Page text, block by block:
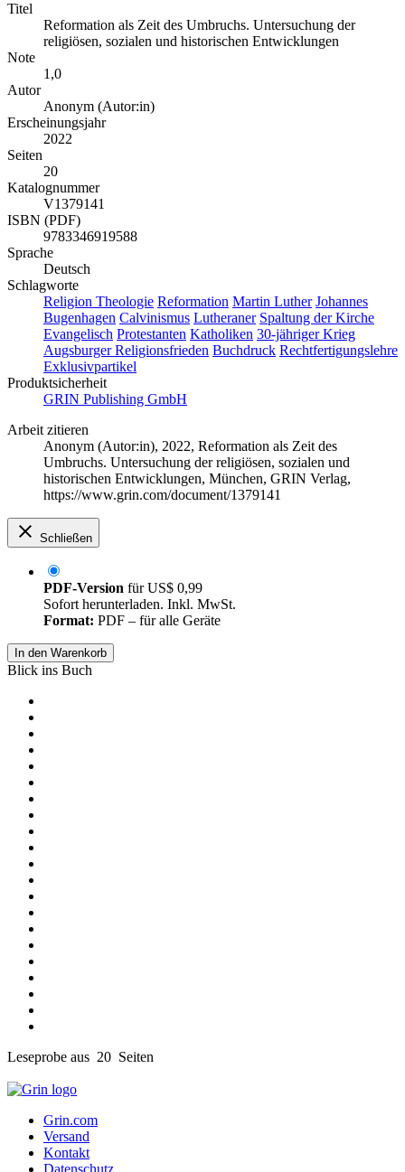
Titel
Reformation als Zeit des Umbruchs. Untersuchung der
religiösen, sozialen und historischen Entwicklungen
Note
1,0
Autor
Anonym (Autor:in)
Erscheinungsjahr
2022
Seiten
20
Katalognummer
V1379141
ISBN (PDF)
9783346919588
Sprache
Deutsch
Schlagworte
Religion Theologie Reformation Martin Luther Johannes
Bugenhagen Calvinismus Lutheraner Spaltung der Kirche
Evangelisch Protestanten Katholiken 30-jähriger Krieg
Augsburger Religionsfrieden Buchdruck Rechtfertigungslehre
Exklusivpartikel
Produktsicherheit
GRIN Publishing GmbH
Arbeit zitieren
Anonym (Autor:in), 2022, Reformation als Zeit des
Umbruchs. Untersuchung der religiösen, sozialen und
historischen Entwicklungen, München, GRIN Verlag,
https://www.grin.com/document/1379141
Schließen
PDF-Version fürUS$ 0,99
Sofort herunterladen. Inkl. MwSt.
Format: PDF – für alle Geräte
In den Warenkorb
Blick ins Buch
Leseprobe aus 20 Seiten
Grin.com
Versand
Kontakt